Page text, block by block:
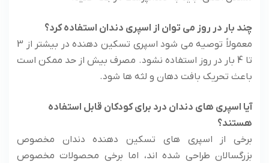
چند بار در روز می توان از اسپری دندان استفاده کرد؟
معمولاً توصیه می شود اسپری تسکین دهنده در بیشتر از 3
تا 4 بار در روز استفاده نشود. مصرف بیش از حد ممکن است
باعث تحریک بافت دهان و لثه ها شود.
آیا اسپری های دندان درد برای کودکان قابل استفاده
هستند؟
برخی از اسپری های تسکین دهنده دندان مخصوص
بزرگسالان طراحی شده اند، اما برخی محصولات مخصوص